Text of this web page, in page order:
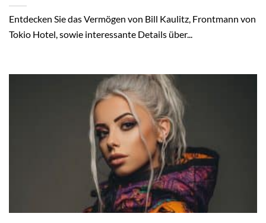
Entdecken Sie das Vermögen von Bill Kaulitz, Frontmann von
Tokio Hotel, sowie interessante Details über...